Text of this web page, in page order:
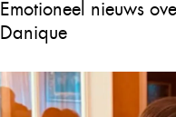
Emotioneel nieuws
Danique